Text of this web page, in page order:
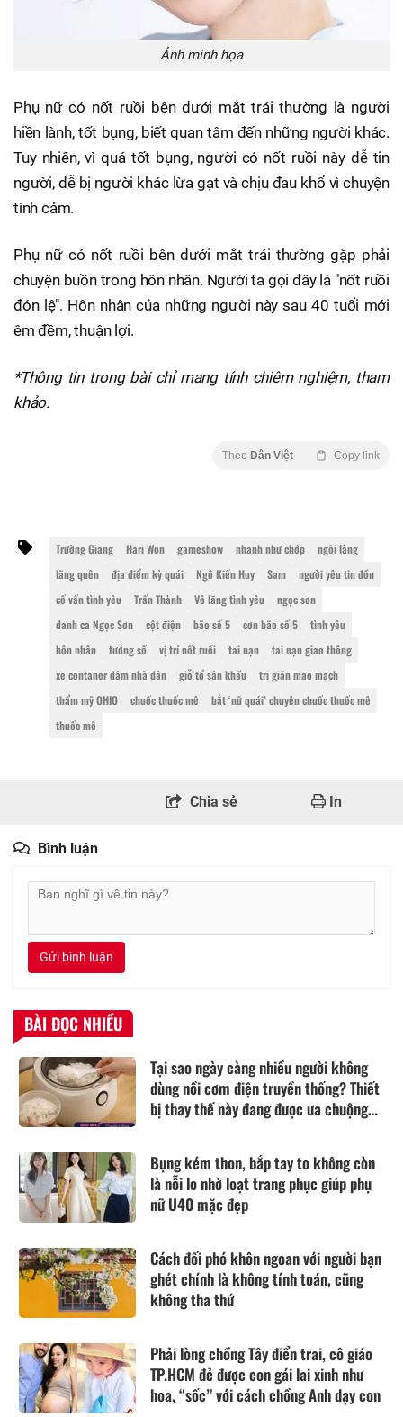
Ảnh minh họa
Phụ nữ có nốt ruồi bên dưới mắt trái thường là người
hiền lành, tốt bụng, biết quan tâm đến những người khác.
Tuy nhiên, vì quá tốt bụng, người có nốt ruồi này dễ tin
người, dễ bị người khác lừa gạt và chịu đau khổ vì chuyện
tình cảm.
Phụ nữ có nốt ruồi bên dưới mắt trái thường gặp phải
chuyện buồn trong hôn nhân. Người ta gọi đây là "nốt ruồi
đón lệ". Hôn nhân của những người này sau 40 tuổi mới
êm đềm, thuận lợi.
*Thông tin trong bài chỉ mang tính chiêm nghiệm, tham
khảo.
Theo Dân Việt Copy link
Trường Giang Hari Won gameshow nhanh như chớp
ngôi làng
lãng quên
địa điểm kỳ quái Ngô Kiến Huy Sam
người yêu tin đồn
cố vấn tình yêu
Trấn Thành Vô lăng tình yêu
ngọc sơn
danh ca Ngọc Sơn
cột điện bão số 5 cơn bão số 5
tình yêu
hôn nhân
tướng số vị trí nốt ruồi tai nạn
tai nạn giao thông
xe contaner đâm nhà dân
giỗ tổ sân khấu
trị giãn mao mạch
thẩm mỹ OHIO
chuốc thuốc mê
bắt ‘nữ quái’ chuyên chuốc thuốc mê
thuốc mê
Chia sẻ In
Bình luận
Gửi bình luận
BÀI ĐỌC NHIỀU
Tại sao ngày càng nhiều người không
dùng nồi cơm điện truyền thống? Thiết
bị thay thế này đang được ưa chuộng
Bụng kém thon, bắp tay to không còn
là nỗi lo nhờ loạt trang phục giúp phụ
nữ U40 mặc đẹp
Cách đối phó khôn ngoan với người bạn
ghét chính là không tính toán, cũng
không tha thứ
Phải lòng chồng Tây điển trai, cô giáo
TP.HCM đẻ được con gái lai xinh như
hoa, “sốc” với cách chồng Anh dạy con